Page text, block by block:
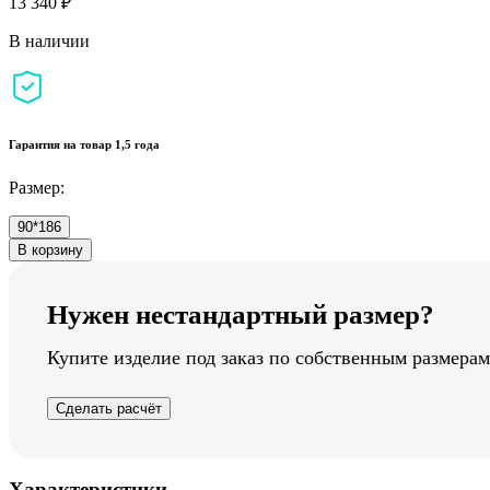
В наличии
Гарантия на товар 1,5 года
Размер:
90*186
В корзину
Нужен нестандартный размер?
Купите изделие под заказ по собственным
Сделать расчёт